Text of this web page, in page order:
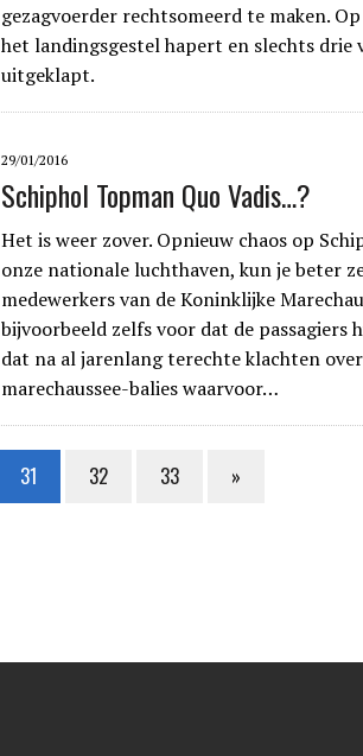
gezagvoerder rechtsomeerd te maken.
het landingsgestel hapert en slechts drie
uitgeklapt.
29/01/2016
Schiphol Topman Quo Vadis…?
Het is weer zover. Opnieuw chaos op
onze nationale luchthaven, kun je beter
medewerkers van de Koninklijke
bijvoorbeeld zelfs voor dat de passagiers
dat na al jarenlang terechte klachten
marechaussee-balies waarvoor…
31 32 33 »